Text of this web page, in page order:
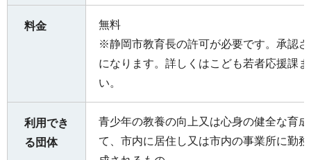
料金
無料
※静岡市教育長の許可が必要です。承認
になります。詳しくはこども若者応援課
い。
利用でき
る団体
青少年の教養の向上又は心身の健全な育
て、市内に居住し又は市内の事業所に勤